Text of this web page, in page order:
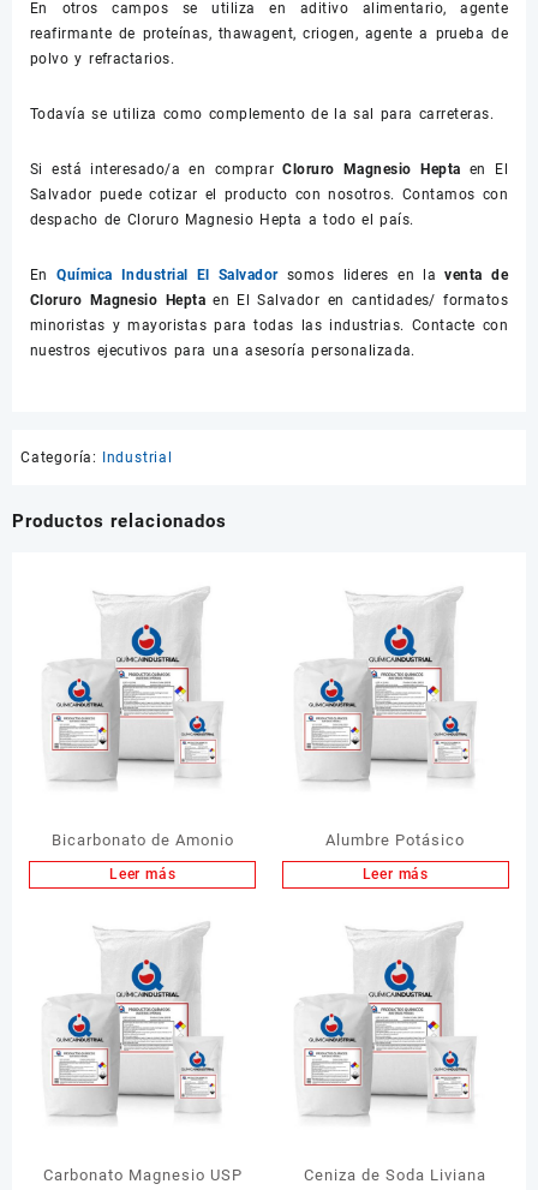
En otros campos se utiliza en aditivo alimentario, agente
reafirmante de proteínas, thawagent, criogen, agente a prueba de
polvo y refractarios.
Todavía se utiliza como complemento de la sal para carreteras.
Si está interesado/a en comprar Cloruro Magnesio Hepta en El
Salvador puede cotizar el producto con nosotros. Contamos con
despacho de Cloruro Magnesio Hepta a todo el país.
EnQuímica Industrial El Salvadorsomos lideres en laventa de
Cloruro Magnesio Heptaen El Salvador en cantidades/ formatos
minoristas y mayoristas para todas las industrias. Contacte con
nuestros ejecutivos para una asesoría personalizada.
Categoría: Industrial
Productos relacionados
Bicarbonato de Amonio
Leer más
Alumbre Potásico
Leer más
Carbonato Magnesio USP Ceniza de Soda Liviana